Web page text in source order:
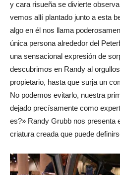
y cara risueña se divierte
vemos allí plantado junto a esta
algo en él nos llama
única persona alrededor del
una sensacional expresión de
descubrimos en Randy al
propietario, hasta que surja un
No podemos evitarlo, nuestra
dejado precísamente como
es?» Randy Grubb nos presenta
criatura creada que puede